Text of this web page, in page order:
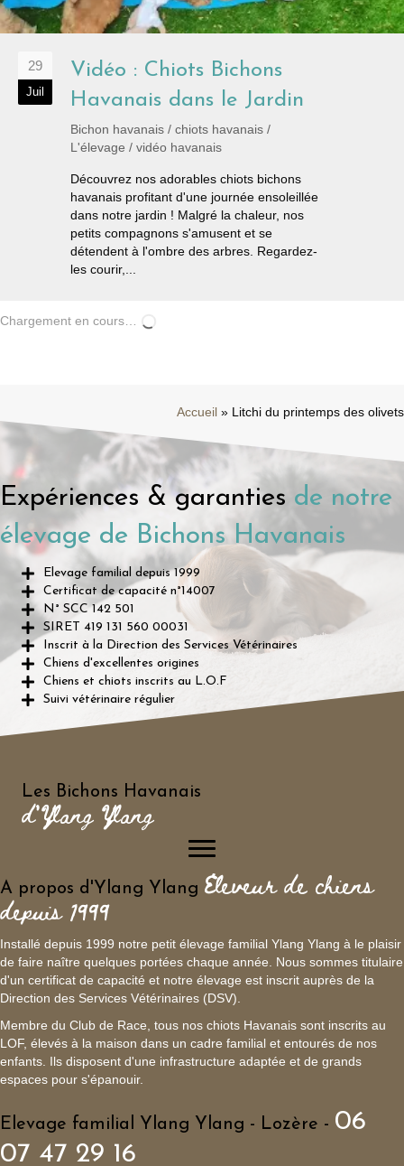
29
Juil
Vidéo : Chiots Bichons
Havanais dans le Jardin
Bichon havanais / chiots havanais /
L'élevage / vidéo havanais
Découvrez nos adorables chiots bichons
havanais profitant d'une journée ensoleillée
dans notre jardin ! Malgré la chaleur, nos
petits compagnons s'amusent et se
détendent à l'ombre des arbres. Regardez-
les courir,...
Mai
Chiots Bichons Havanais
Bichon havanais /chiots havanais
L'élevage / vidéo havanais
Découvrez nos adorables nouveaux chiots
bichons havanais, nés récemment dans
notre élevage familial ! Dans cette vidéo,
vous pourrez admirer leur douce fourrure,
leur énergie débordante et leur irrésistible
24
🐾🌟 Nos adorables petits
🐾